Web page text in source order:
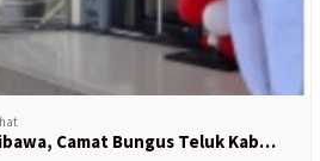
Camat Bungus Teluk Kab…